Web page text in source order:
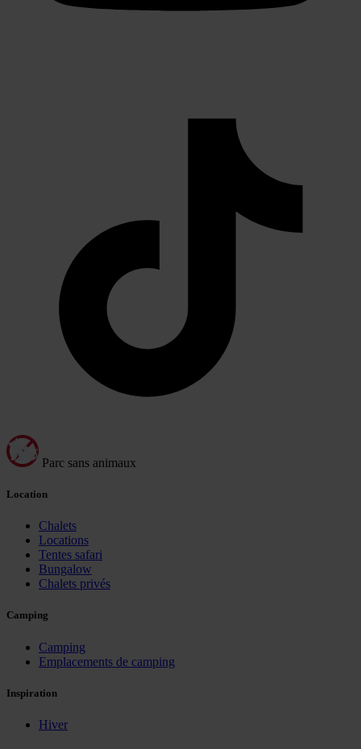
Parc sans animaux
Location
Chalets
Locations
Tentes safari
Bungalow
Chalets privés
Camping
Camping
Emplacements de camping
Inspiration
Hiver